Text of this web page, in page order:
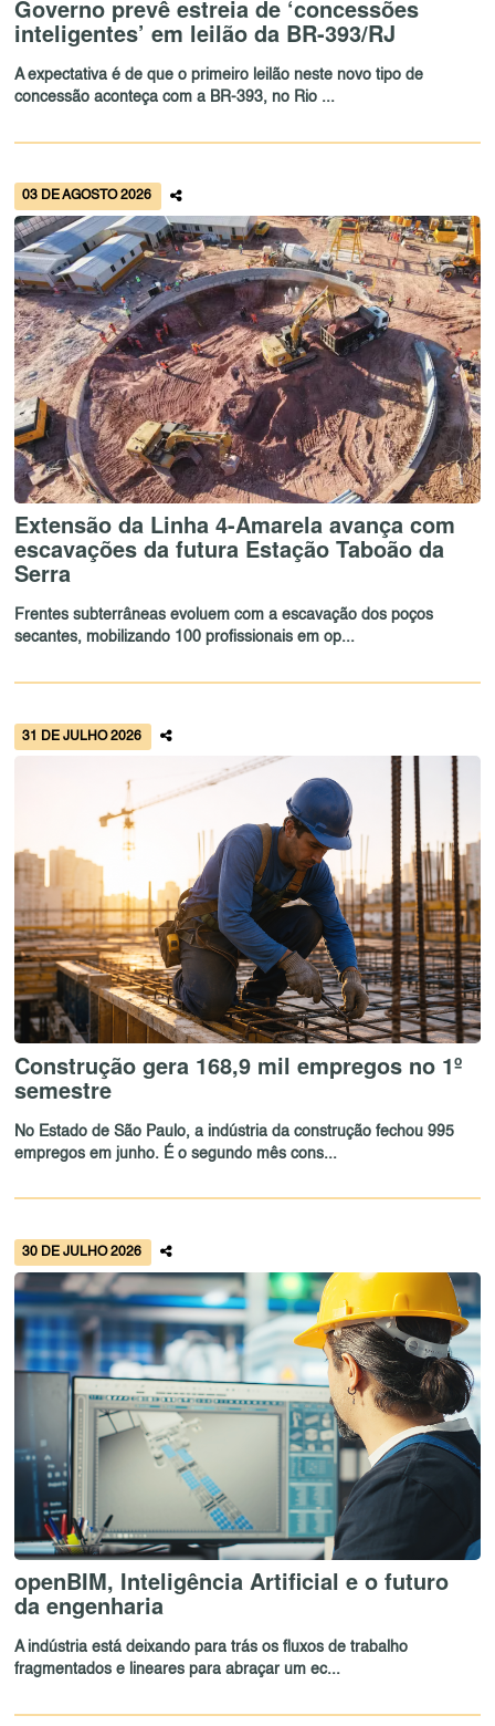
Governo prevê estreia de ‘concessões
inteligentes’ em leilão da BR-393/RJ
A expectativa é de que o primeiro leilão neste novo tipo de
concessão aconteça com a BR-393, no Rio ...
03 DE AGOSTO 2026
Extensão da Linha 4-Amarela avança com
escavações da futura Estação Taboão da
Serra
Frentes subterrâneas evoluem com a escavação dos poços
secantes, mobilizando 100 profissionais em op...
31 DE JULHO 2026
Construção gera 168,9 mil empregos no 1º
semestre
No Estado de São Paulo, a indústria da construção fechou 995
empregos em junho. É o segundo mês cons...
30 DE JULHO 2026
openBIM, Inteligência Artificial e o futuro
da engenharia
A indústria está deixando para trás os fluxos de trabalho
fragmentados e lineares para abraçar um ec...